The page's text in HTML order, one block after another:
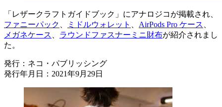
「レザークラフトガイドブック」にアナロジコが掲載され、
ファニーパック
ミドルウォレット AirPods Pro ケース
メガネケース
ラウンドファスナーミニ財布が紹介されまし
た。
発行：ネコ・パブリッシング
発行年月日：2021年9月29日